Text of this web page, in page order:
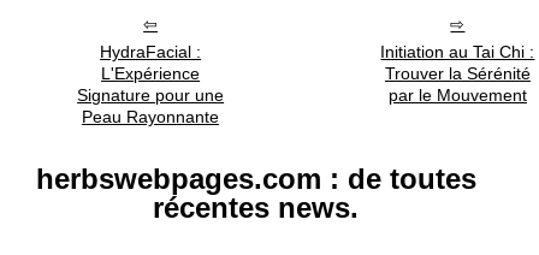
HydraFacial :
L'Expérience
Signature pour une
Peau Rayonnante
Initiation au Tai Chi :
Trouver la Sérénité
par le Mouvement
herbswebpages.com : de toutes
récentes news.